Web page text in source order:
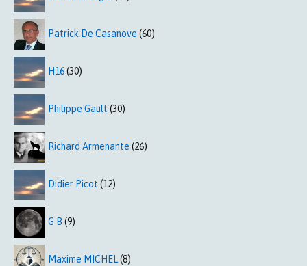
Patrick De Casanove (60)
H16(30)
Philippe Gault (30)
Richard Armenante (26)
Didier Picot (12)
G B (9)
Maxime MICHEL(8)